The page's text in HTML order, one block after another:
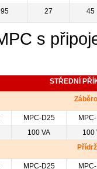
27 45
s
STŘEDNÍ
MPC-D25
100 VA
100
MPC-D25